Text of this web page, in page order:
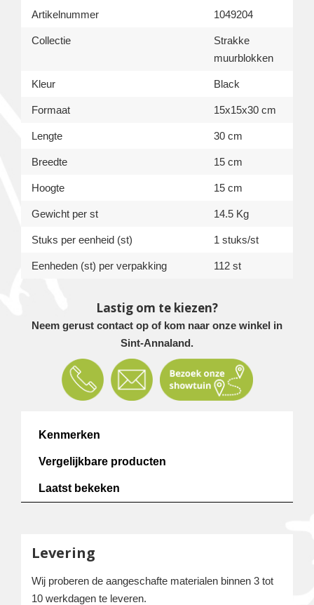
Artikelnummer 1049204
Collectie
Strakke
muurblokken
Kleur Black
Formaat 15x15x30 cm
Lengte 30 cm
Breedte 15 cm
Hoogte 15 cm
Gewicht per st 14.5 Kg
Stuks per eenheid (st) 1 stuks/st
Eenheden (st) per verpakking 112 st
Lastig om te kiezen?
Neem gerust contact op of kom naar onze winkel in
Sint-Annaland.
Kenmerken
Vergelijkbare producten
Laatst bekeken
Levering
Wij proberen de aangeschafte materialen binnen 3 tot
10 werkdagen te leveren.